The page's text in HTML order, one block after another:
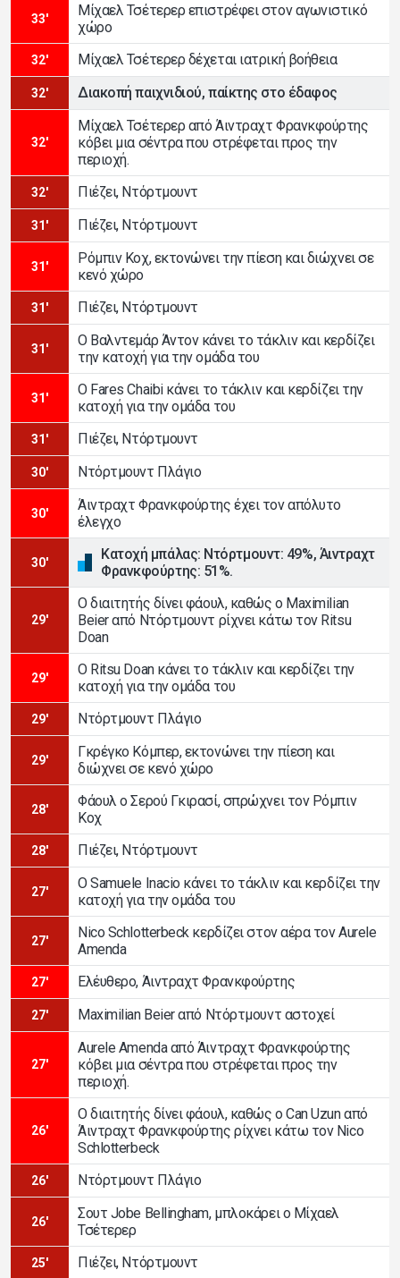
33'
Μίχαελ Τσέτερερ επιστρέφει στον αγωνιστικό
χώρο
32' Μίχαελ Τσέτερερ δέχεται ιατρική βοήθεια
32' Διακοπή παιχνιδιού, παίκτης στο έδαφος
32'
Μίχαελ Τσέτερερ από Άιντραχτ Φρανκφούρτης
κόβει μια σέντρα που στρέφεται προς την
περιοχή.
32' Πιέζει, Ντόρτμουντ
31' Πιέζει, Ντόρτμουντ
31'
Ρόμπιν Κοχ, εκτονώνει την πίεση και διώχνει σε
κενό χώρο
31' Πιέζει, Ντόρτμουντ
31'
Ο Βαλντεμάρ Άντον κάνει το τάκλιν και κερδίζει
την κατοχή για την ομάδα του
31'
Ο Fares Chaibi κάνει το τάκλιν και κερδίζει την
κατοχή για την ομάδα του
31' Πιέζει, Ντόρτμουντ
30' Ντόρτμουντ Πλάγιο
30'
Άιντραχτ Φρανκφούρτης έχει τον απόλυτο
έλεγχο
30'
Κατοχή μπάλας: Ντόρτμουντ: 49%, Άιντραχτ
Φρανκφούρτης: 51%.
29'
Ο διαιτητής δίνει φάουλ, καθώς ο Maximilian
Beier από Ντόρτμουντ ρίχνει κάτω τον Ritsu
Doan
29'
Ο Ritsu Doan κάνει το τάκλιν και κερδίζει την
κατοχή για την ομάδα του
29' Ντόρτμουντ Πλάγιο
29'
Γκρέγκο Κόμπερ, εκτονώνει την πίεση και
διώχνει σε κενό χώρο
28'
Φάουλ ο Σερού Γκιρασί, σπρώχνει τον Ρόμπιν
Κοχ
28' Πιέζει, Ντόρτμουντ
27'
Ο Samuele Inacio κάνει το τάκλιν και κερδίζει την
κατοχή για την ομάδα του
27'
Nico Schlotterbeck κερδίζει στον αέρα τον Aurele
Amenda
27' Ελέυθερο, Άιντραχτ Φρανκφούρτης
27' Maximilian Beier από Ντόρτμουντ αστοχεί
27'
Aurele Amenda από Άιντραχτ Φρανκφούρτης
κόβει μια σέντρα που στρέφεται προς την
περιοχή.
26'
Ο διαιτητής δίνει φάουλ, καθώς ο Can Uzun από
Άιντραχτ Φρανκφούρτης ρίχνει κάτω τον Nico
Schlotterbeck
26' Ντόρτμουντ Πλάγιο
26'
Σουτ Jobe Bellingham, μπλοκάρει ο Μίχαελ
Τσέτερερ
25' Πιέζει, Ντόρτμουντ